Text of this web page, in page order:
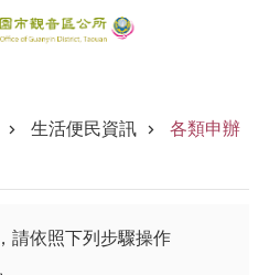
生活便民資訊 各類申辦
請依照下列步驟操作